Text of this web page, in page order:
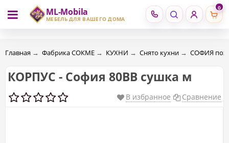
ML-Mobila
МЕБЕЛЬ ДЛЯ ВАШЕГО ДОМА
0
RU RO
Главная → Фабрика СОКМЕ → КУХНИ → Снято кухни → CОФИЯ
КОРПУС - София 80ВВ сушка м
В избранное Сравнение